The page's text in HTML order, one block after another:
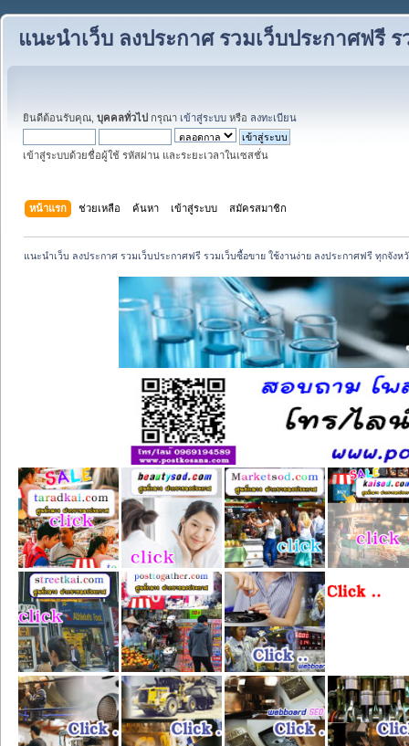
แนะนำเว็บ ลงประกาศ รวมเว็บประกาศฟรี
ยินดีต้อนรับคุณ, บุคคลทั่วไป กรุณา เข้าสู่ระบบ หรือ ลงทะเบียน
เข้าสู่ระบบด้วยชื่อผู้ใช้ รหัสผ่าน และระยะเวลาในเซสชั่น
หน้าแรก ช่วยเหลือ ค้นหา เข้าสู่ระบบ สมัครสมาชิก
แนะนำเว็บ ลงประกาศ รวมเว็บประกาศฟรี รวมเว็บซื้อขาย ใช้งานง่าย ลงประกาศฟรี ทุกจังห